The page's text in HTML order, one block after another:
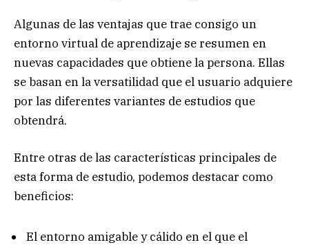
Algunas de las ventajas que trae consigo un
entorno virtual de aprendizaje se resumen en
nuevas capacidades que obtiene la persona. Ellas
se basan en la versatilidad que el usuario adquiere
por las diferentes variantes de estudios que
obtendrá.
Entre otras de las características principales de
esta forma de estudio, podemos destacar como
beneficios:
El entorno amigable y cálido en el que el